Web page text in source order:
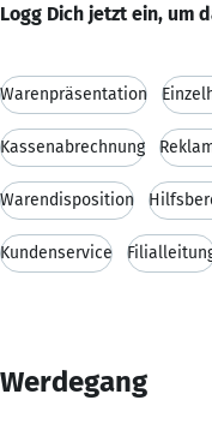
Logg Dich jetzt ein, um
Warenpräsentation
Kassenabrechnung
Warendisposition
Kundenservice
Werdegang